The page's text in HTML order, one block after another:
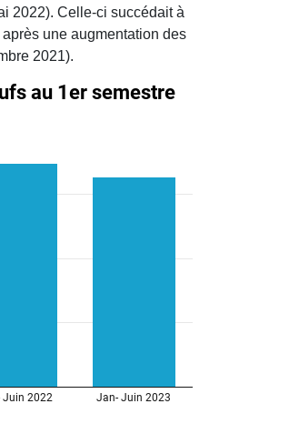
2022). Celle-ci succédait à
une augmentation des
2021).